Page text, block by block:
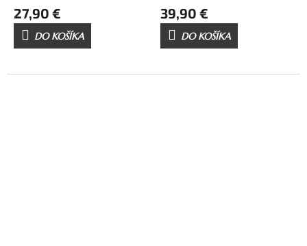
27,90 €
DO KOŠÍKA
39,90 €
DO KOŠÍKA